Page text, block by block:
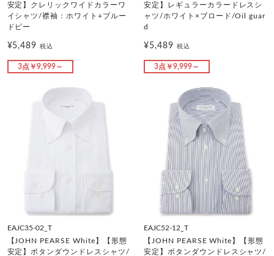
安定】クレリックワイドカラーワ
イシャツ/襟袖：ホワイト+ブルー
ドビー
¥5,489税込
3点￥9,999～
安定】レギュラーカラードレスシ
ャツ/ホワイト×ブロード/Oil guar
d
¥5,489 税込
3点￥9,999～
EAJC35-02_T
【JOHN PEARSE White】【形態
安定】ボタンダウンドレスシャツ/
EAJC52-12_T
【JOHN PEARSE White】【形態
安定】ボタンダウンドレスシャツ/